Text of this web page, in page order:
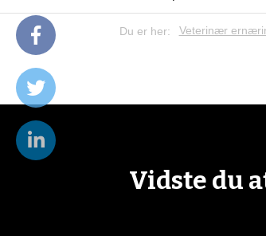
Du er her: Veterinær
Vidste du